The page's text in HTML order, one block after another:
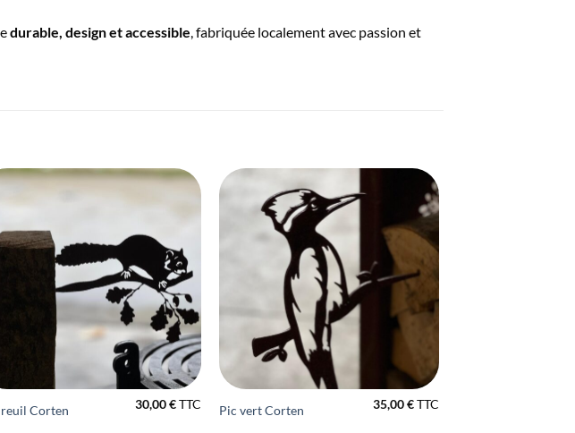
durable, design et accessible , fabriquée localement avec passion et
Corten 30,00€TTC Pic vert Corten 35,00€TTC